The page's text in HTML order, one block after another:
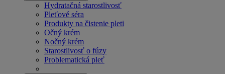
Hydratačná starostlivosť
Pleťové séra
Produkty na čistenie pleti
Očný krém
Nočný krém
Starostlivosť o fúzy
Problematická pleť